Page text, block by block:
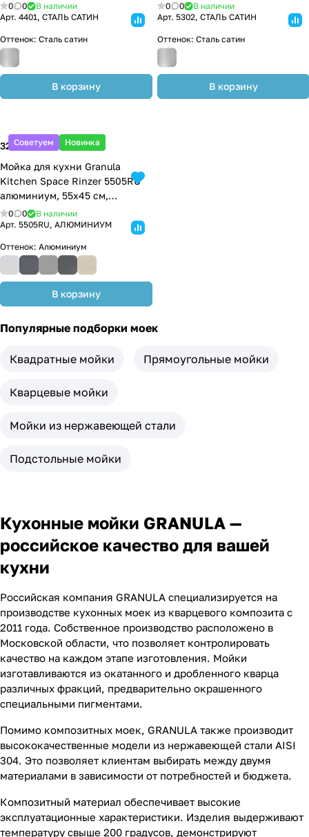
0 0
В наличии
Арт. 4401, СТАЛЬ САТИН
В корзину
Оттенок: Сталь сатин
0 0
В наличии
Арт. 5302, СТАЛЬ САТИН
В корзину
Оттенок: Сталь сатин
Советуем Новинка
32 500 ₽
Мойка для кухни Granula
Kitchen Space Rinzer 5505RU
алюминиум, 55х45 см,
прямоугольная
0 0
В наличии
Арт. 5505RU, АЛЮМИНИУМ
В корзину
Оттенок: Алюминиум
Популярные подборки моек
Квадратные мойки Прямоугольные мойки
Кварцевые мойки
Мойки из нержавеющей стали
Подстольные мойки
Кухонные мойки GRANULA —
российское качество для вашей
кухни
Российская компания GRANULA специализируется на
производстве кухонных моек из кварцевого композита с
2011 года. Собственное производство расположено в
Московской области, что позволяет контролировать
качество на каждом этапе изготовления. Мойки
изготавливаются из окатанного и дробленного кварца
различных фракций, предварительно окрашенного
специальными пигментами.
Помимо композитных моек, GRANULA также производит
высококачественные модели из нержавеющей стали AISI
304. Это позволяет клиентам выбирать между двумя
материалами в зависимости от потребностей и бюджета.
Композитный материал обеспечивает высокие
эксплуатационные характеристики. Изделия выдерживают
температуру свыше 200 градусов, демонстрируют